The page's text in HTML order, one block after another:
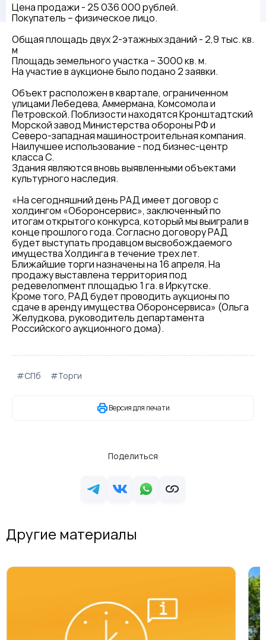
Цена продажи - 25 036 000 рублей.
Покупатель – физическое лицо.
Общая площадь двух 2-этажных зданий - 2,9 тыс. кв.
м
Площадь земельного участка – 3000 кв. м.
На участие в аукционе было подано 2 заявки.
Объект расположен в квартале, ограниченном
улицами Лебедева, Аммермана, Комсомола и
Петровской. Поблизости находятся Кронштадтский
Морской завод Министерства обороны РФ и
Северо-западная машиностроительная компания.
Наилучшее использование - под бизнес-центр
класса С.
Здания являются вновь выявленными объектами
культурного наследия.
«На сегодняшний день РАД имеет договор с
холдингом «Оборонсервис», заключенный по
итогам открытого конкурса, который мы выиграли в
конце прошлого года. Согласно договору РАД
будет выступать продавцом высвобождаемого
имущества Холдинга в течение трех лет.
Ближайшие торги назначены на 16 апреля. На
продажу выставлена территория под
редевелопмент площадью 1 га. в Иркутске.
Кроме того, РАД будет проводить аукционы по
сдаче в аренду имущества Оборонсервиса» (Ольга
Желудкова, руководитель департамента
Российского аукционного дома).
#СПб #Торги
Версия для печати
Поделиться
Другие материалы